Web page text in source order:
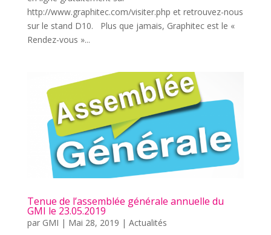
http://www.graphitec.com/visiter.php et retrouvez-nous
sur le stand D10. Plus que jamais, Graphitec est le «
Rendez-vous »...
Tenue de l’assemblée générale annuelle du
GMI le 23.05.2019
par GMI | Mai 28, 2019 | Actualités